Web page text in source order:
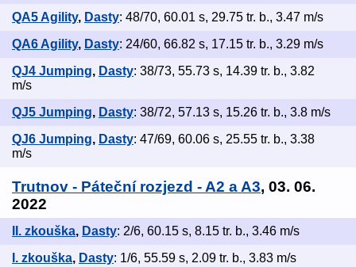
QA5 Agility, Dasty: 48/70, 60.01 s, 29.75 tr. b., 3.47 m/s
QA6 Agility, Dasty: 24/60, 66.82 s, 17.15 tr. b., 3.29 m/s
QJ4 Jumping, Dasty: 38/73, 55.73 s, 14.39 tr. b., 3.82
m/s
QJ5 Jumping, Dasty: 38/72, 57.13 s, 15.26 tr. b., 3.8 m/s
QJ6 Jumping, Dasty: 47/69, 60.06 s, 25.55 tr. b., 3.38
m/s
Trutnov - Páteční rozjezd - A2 a A3, 03. 06.
2022
II. zkouška, Dasty: 2/6, 60.15 s, 8.15 tr. b., 3.46 m/s
I. zkouška, Dasty: 1/6, 55.59 s, 2.09 tr. b., 3.83 m/s